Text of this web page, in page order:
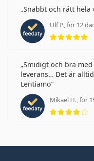
Snabbt och rätt hela
Ulf P., för 12
Smidigt och bra
leverans… Det är
Lentiamo
Mikael H., för